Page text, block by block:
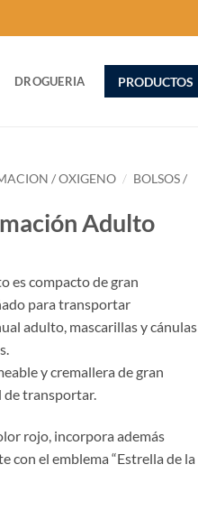
DROGUERIA PRODUCTOS
/ OXIGENO / BOLSOS /
Adulto
es compacto de gran
para transportar
adulto, mascarillas y cánulas
y cremallera de gran
de transportar.
rojo, incorpora además
con el emblema “Estrella de la